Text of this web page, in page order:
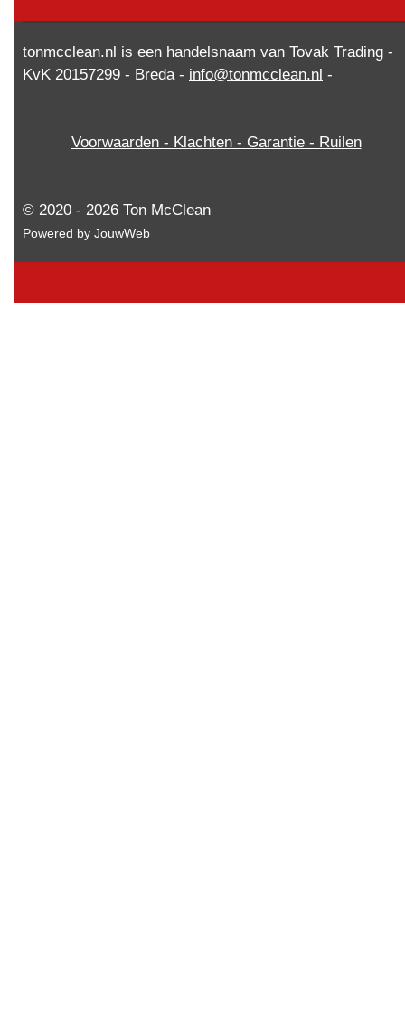
m
tonmcclean.nl is een handelsnaam van Tovak Trading -
KvK 20157299 - Breda - info@tonmcclean.nl -
Voorwaarden - Klachten - Garantie - Ruilen
© 2020 - 2026 Ton McClean
Powered by JouwWeb